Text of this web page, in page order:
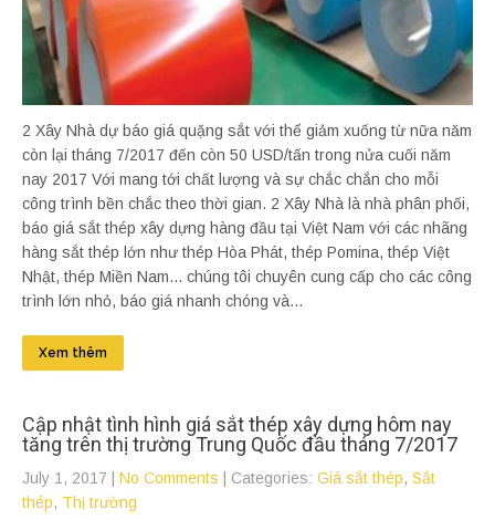
2 Xây Nhà dự báo giá quặng sắt với thể giảm xuống từ nữa năm
còn lại tháng 7/2017 đến còn 50 USD/tấn trong nửa cuối năm
nay 2017 Với mang tới chất lượng và sự chắc chắn cho mỗi
công trình bền chắc theo thời gian. 2 Xây Nhà là nhà phân phối,
báo giá sắt thép xây dựng hàng đầu tại Việt Nam với các nhãng
hàng sắt thép lớn như thép Hòa Phát, thép Pomina, thép Việt
Nhật, thép Miền Nam... chúng tôi chuyên cung cấp cho các công
trình lớn nhỏ, báo giá nhanh chóng và...
Xem thêm
Cập nhật tình hình giá sắt thép xây dựng hôm nay
tăng trên thị trường Trung Quốc đầu tháng 7/2017
July 1, 2017 No Comments | Categories: Giá sắt thép, Sắt
thép, Thị trường